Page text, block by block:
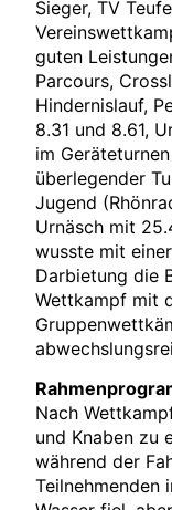
Sieger, TV
guten
Parcours,
Hindernislauf,
8.31 und 8.61,
im
überlegender
Jugend
Urnäsch mit
wusste mit
Darbietung die
Wettkampf mit
Nach
und Knaben zu
während der
Teilnehmenden